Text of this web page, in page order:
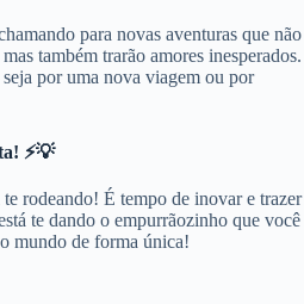
para novas aventuras que não
também trarão amores inesperados.
por uma nova viagem ou por
⚡💡
rodeando! É tempo de inovar e trazer
te dando o empurrãozinho que você
mundo de forma única!